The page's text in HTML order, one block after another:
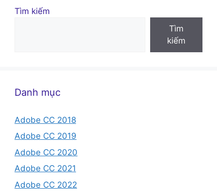
Tìm kiếm
Tìm
kiếm
Danh mục
Adobe CC 2018
Adobe CC 2019
Adobe CC 2020
Adobe CC 2021
Adobe CC 2022